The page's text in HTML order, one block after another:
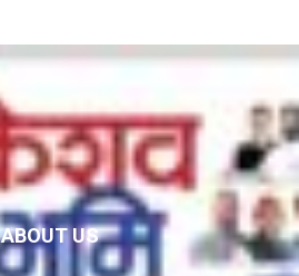
ABOUT US